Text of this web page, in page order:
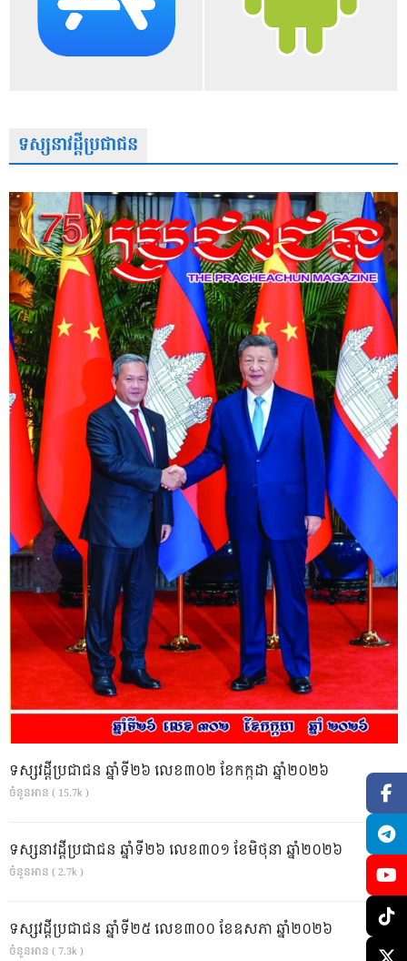
ទស្សនាវដ្តីប្រជាជន
ទស្សវដ្តីប្រជាជន ឆ្នាំទី២៦ លេខ៣០២ ខែកក្កដា ឆ្នាំ២០២៦
ចំនួនអាន ( 15.7k )
ទស្សនាវដ្ដីប្រជាជន ឆ្នាំទី២៦ លេខ៣០១ ខែមិថុនា ឆ្នាំ២០២៦
ចំនួនអាន ( 2.7k )
ទស្សវដ្តីប្រជាជន ឆ្នាំទី២៥ លេខ៣០០ ខែឧសភា ឆ្នាំ២០២៦
ចំនួនអាន ( 7.3k )